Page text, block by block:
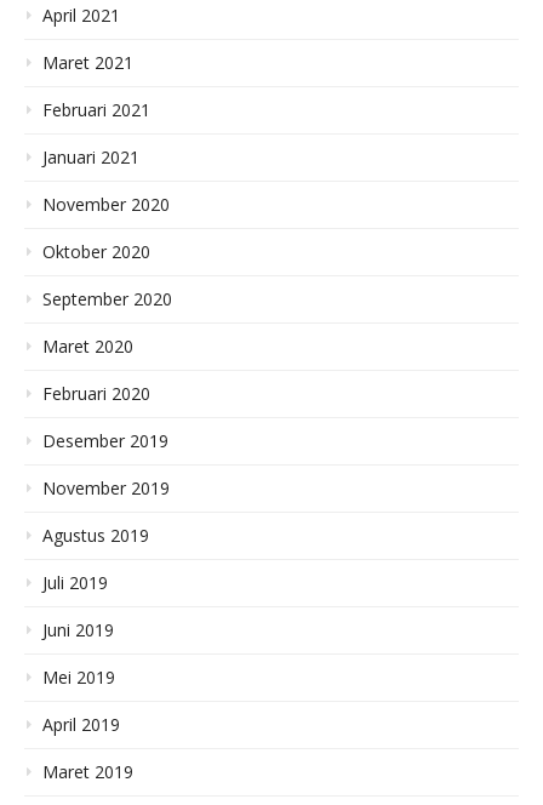
April 2021
Maret 2021
Februari 2021
Januari 2021
November 2020
Oktober 2020
September 2020
Maret 2020
Februari 2020
Desember 2019
November 2019
Agustus 2019
Juli 2019
Juni 2019
Mei 2019
April 2019
Maret 2019